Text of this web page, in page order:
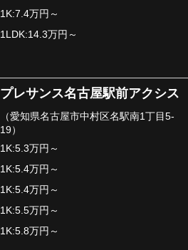
1K:7.4万円～
1LDK:14.3万円～
プレサンス名古屋駅前アクシス
（愛知県名古屋市中村区名駅南1丁目5-
19）
1K:5.3万円～
1K:5.4万円～
1K:5.4万円～
1K:5.5万円～
1K:5.8万円～